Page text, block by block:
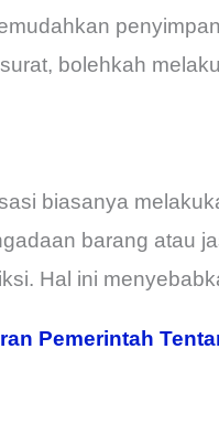
bolehkah
biasanya
barang atau
Hal ini
Pemerintah